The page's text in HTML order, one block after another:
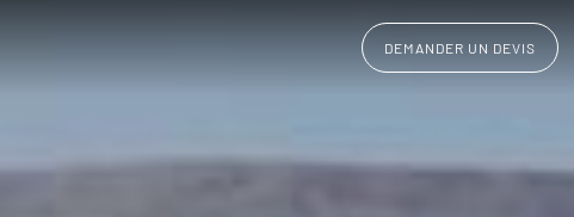
DEMANDER UN DEVIS